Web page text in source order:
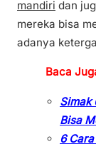
mandiri dan
mereka bisa
adanya
Baca
Simak
Bisa
6